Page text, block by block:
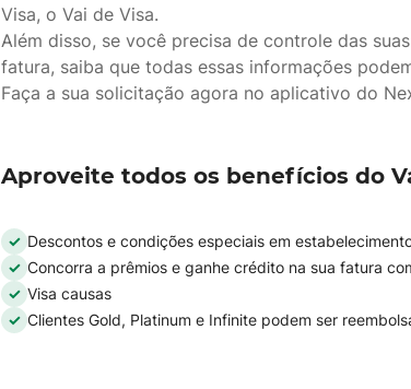
Visa, o Vai de Visa.
Além disso, se você precisa de controle das
fatura, saiba que todas essas informações
Faça a sua solicitação agora no aplicativo do
Aproveite todos os benefícios do
Descontos e condições especiais em
Concorra a prêmios e ganhe crédito na sua fatura
Visa causas
Clientes Gold, Platinum e Infinite podem ser